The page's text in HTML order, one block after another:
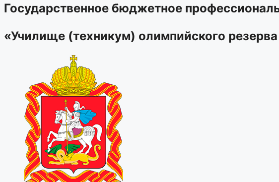
Государственное бюджетное
«Училище (техникум) олимпийского